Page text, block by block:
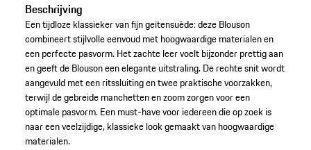
Beschrijving
Een tijdloze klassieker van fijn geitensuède: deze Blouson
combineert stijlvolle eenvoud met hoogwaardige materialen en
een perfecte pasvorm. Het zachte leer voelt bijzonder prettig aan
en geeft de Blouson een elegante uitstraling. De rechte snit wordt
aangevuld met een ritssluiting en twee praktische voorzakken,
terwijl de gebreide manchetten en zoom zorgen voor een
optimale pasvorm. Een must-have voor iedereen die op zoek is
naar een veelzijdige, klassieke look gemaakt van hoogwaardige
materialen.